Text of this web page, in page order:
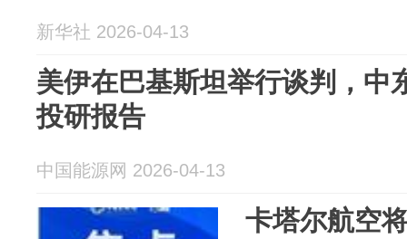
新华社 2026-04-13
美伊在巴基斯坦举行谈判，中
投研报告
中国能源网 2026-04-13
卡塔尔航空